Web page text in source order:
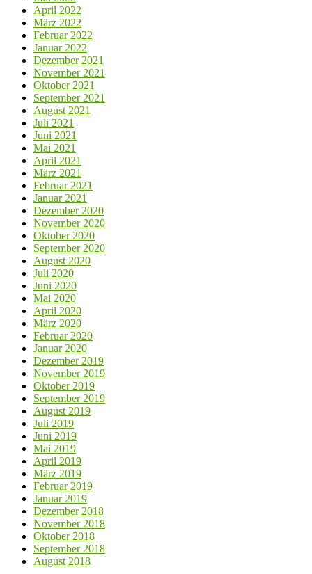
April 2022
März 2022
Februar 2022
Januar 2022
Dezember 2021
November 2021
Oktober 2021
September 2021
August 2021
Juli 2021
Juni 2021
Mai 2021
April 2021
März 2021
Februar 2021
Januar 2021
Dezember 2020
November 2020
Oktober 2020
September 2020
August 2020
Juli 2020
Juni 2020
Mai 2020
April 2020
März 2020
Februar 2020
Januar 2020
Dezember 2019
November 2019
Oktober 2019
September 2019
August 2019
Juli 2019
Juni 2019
Mai 2019
April 2019
März 2019
Februar 2019
Januar 2019
Dezember 2018
November 2018
Oktober 2018
September 2018
August 2018